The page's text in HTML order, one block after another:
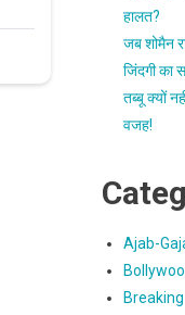
हालत?
जब शोमैन
जिंदगी का
तब्बू क्यों
वजह!
Ajab-
Breaking